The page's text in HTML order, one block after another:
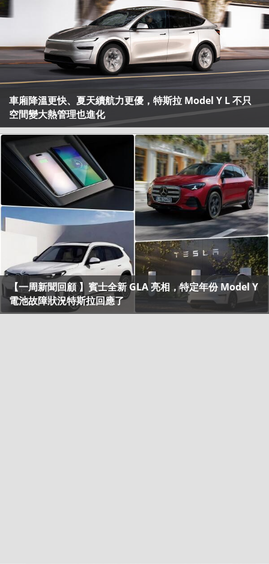
車廂降溫更快、夏天續航力更優，特斯拉 Model Y L 不只
空間變大熱管理也進化
【一周新聞回顧 】賓士全新 GLA 亮相，特定年份 Model Y
電池故障狀況特斯拉回應了